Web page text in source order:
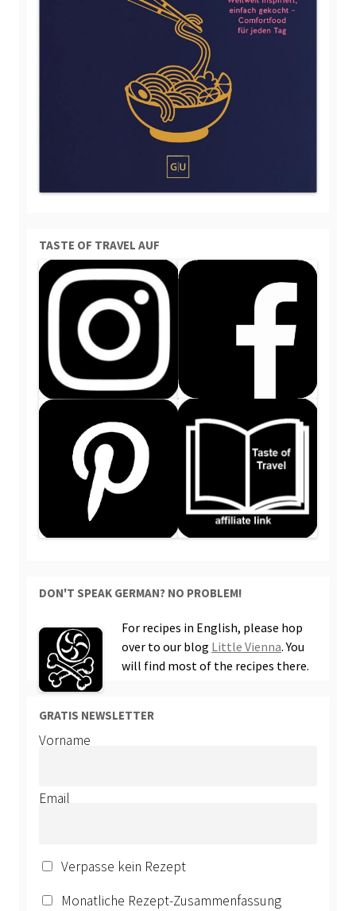
TASTE OF TRAVEL AUF
DON'T SPEAK GERMAN? NO PROBLEM!
For recipes in English, please hop
over to our blog Little Vienna. You
will find most of the recipes there.
GRATIS NEWSLETTER
Vorname
Email
Verpasse kein Rezept
Monatliche Rezept-Zusammenfassung